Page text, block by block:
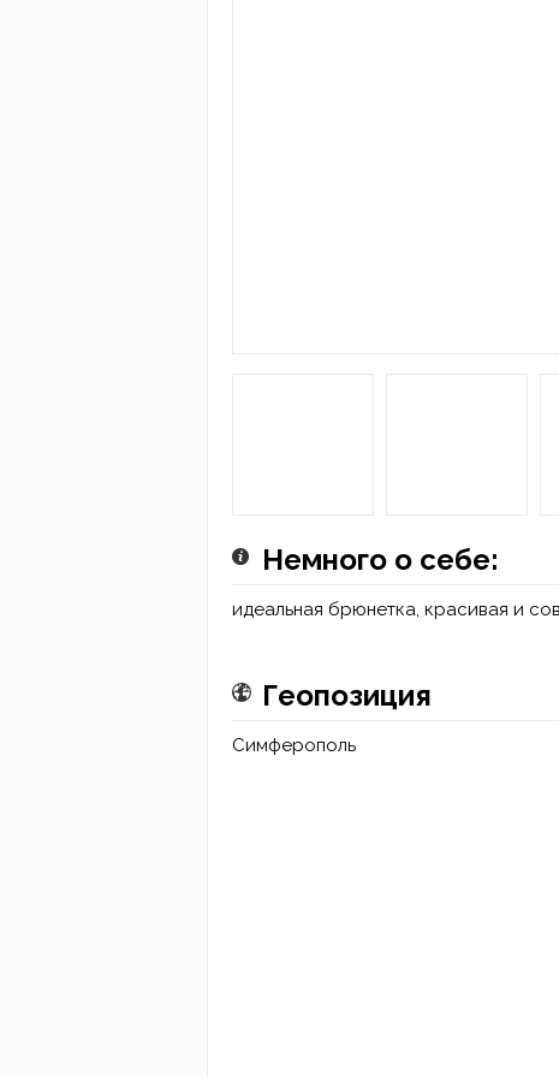
Немного о себе:
идеальная брюнетка, красивая и
Геопозиция
Симферополь